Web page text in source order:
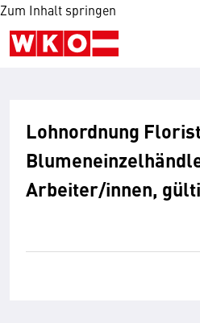
Zum Inhalt springen
Lohnordnung
Arbeiter/innen,